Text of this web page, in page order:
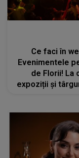
Ce faci în
Evenimentele
de Florii! La
expoziții și